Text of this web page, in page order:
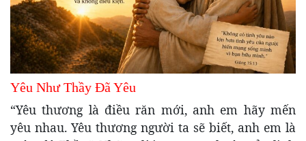
Yêu Như Thầy Đã Yêu
“Yêu thương là điều răn mới, anh em hãy mến
yêu nhau. Yêu thương người ta sẽ biết, anh em là